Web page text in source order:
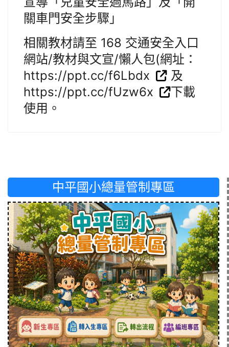
關車門安全步驟」
相關教材請至 168 交通安全入口
網站/教材與文宣/懶人包(網址：
https://ppt.cc/f6Lbdx
及
https://ppt.cc/fUzw6x
下載
使用。
中平國小總量管制專區